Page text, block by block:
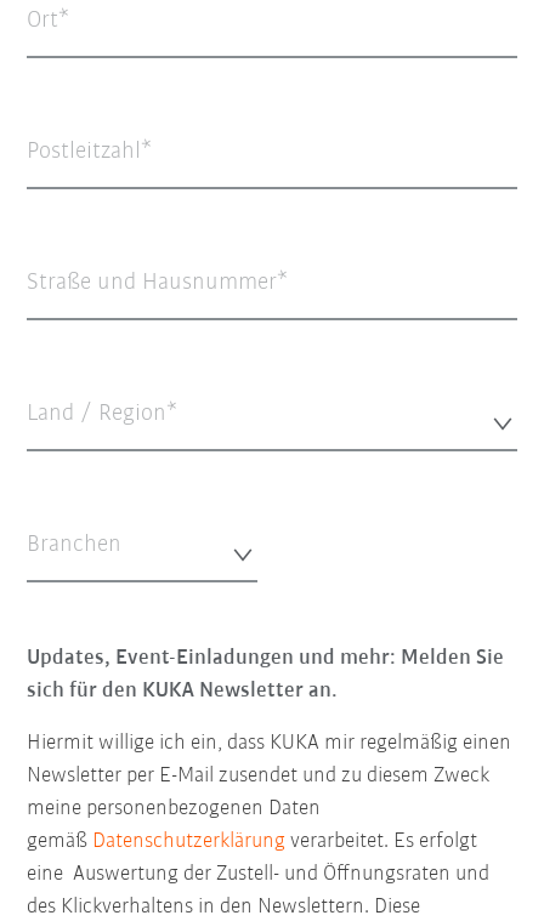
Ort
Postleitzahl
Straße und Hausnummer
Land / Region*
Branchen
Updates, Event-Einladungen und mehr: Melden Sie
sich für den KUKA Newsletter an.
Hiermit willige ich ein, dass KUKA mir regelmäßig einen
Newsletter per E-Mail zusendet und zu diesem Zweck
meine personenbezogenen Daten
gemäß Datenschutzerklärung verarbeitet. Es erfolgt
eine Auswertung der Zustell- und Öffnungsraten und
des Klickverhaltens in den Newslettern. Diese